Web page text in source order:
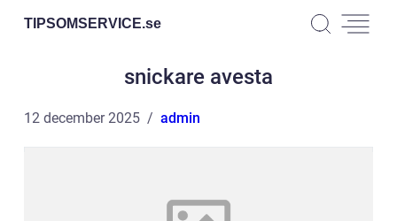
TIPSOMSERVICE.se
snickare avesta
12 december 2025 admin